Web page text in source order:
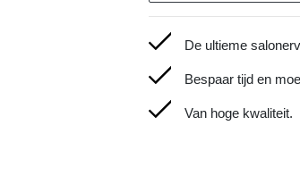
De ultieme
Bespaar tijd en
Van hoge kwaliteit.